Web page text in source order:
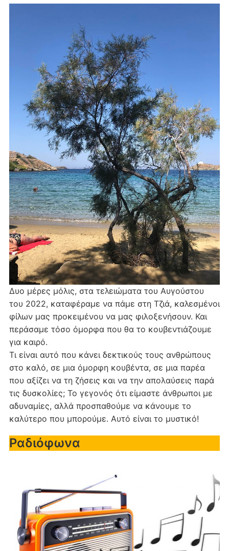
Δυο μέρες μόλις, στα τελειώματα του Αυγούστου
του 2022, καταφέραμε να πάμε στη Τζιά, καλεσμένοι
φίλων μας προκειμένου να μας φιλοξενήσουν. Και
περάσαμε τόσο όμορφα που θα το κουβεντιάζουμε
για καιρό.
Τι είναι αυτό που κάνει δεκτικούς τους ανθρώπους
στο καλό, σε μια όμορφη κουβέντα, σε μια παρέα
που αξίζει να τη ζήσεις και να την απολαύσεις παρά
τις δυσκολίες; Το γεγονός ότι είμαστε άνθρωποι με
αδυναμίες, αλλά προσπαθούμε να κάνουμε το
καλύτερο που μπορούμε. Αυτό είναι το μυστικό!
Ραδιόφωνα